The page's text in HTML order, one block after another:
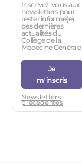
Inscrivez-vous aux
newsletters pour
rester informé(e)
des dernières
actualités du
Collège de la
Médecine Générale
Je
m'inscris
Newsletters
précédentes